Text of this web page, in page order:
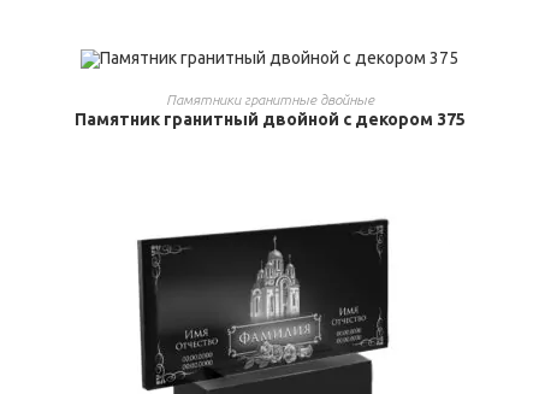
Памятники гранитные двойные
Памятник гранитный двойной с декором 375